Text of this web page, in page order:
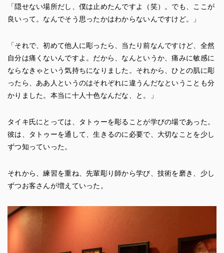
「隠せない場所だし、僕は止めたんですよ（笑）。でも、ここが
良いって。なんでそう思ったかはわからないんですけど。」
「それで、初めて他人に彫ったら、当たり前なんですけど、全然
自分は痛くないんですよ。だから、なんというか、痛みに敏感に
ならなきゃという気持ちになりました。それから、ひとの肌に彫
ったら、ああ人というのはそれぞれに違うんだなということも分
かりました。本当に十人十色なんだな、と。」
タイキ氏にとっては、タトゥーを彫ることが学びの場であった。
彼は、タトゥーを通して、生きるのに必要で、大切なことを少し
ずつ知っていった。
それから、練習を重ね、先輩彫り師から学び、技術を磨き、少し
ずつお客さんが増えていった。